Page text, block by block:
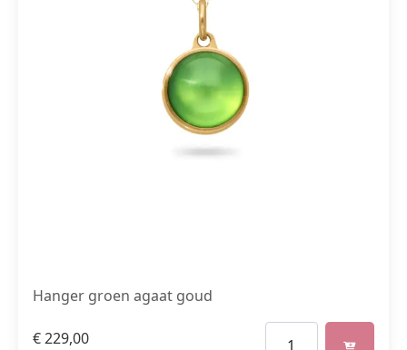
Hanger groen agaat goud
€229,00